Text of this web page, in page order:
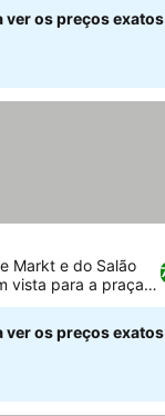
ver os preços
Markt e do Salão
vista para a praça
ver os preços